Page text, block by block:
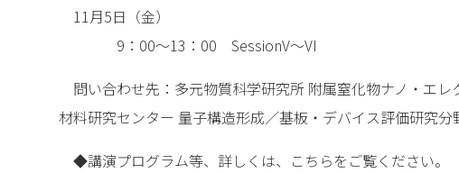
11月5日（金）
9：00～13：00 SessionV～VI
問い合わせ先：多元物質科学研究所 附属窒化物ナノ・エレ
材料研究センター 量子構造形成／基板・デバイス評価研究分
◆講演プログラム等、詳しくは、こちらをご覧ください。